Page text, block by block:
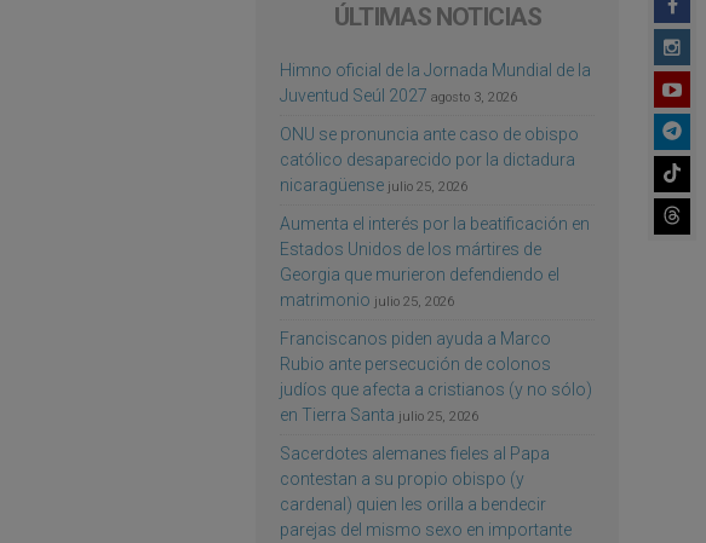
ÚLTIMAS NOTICIAS
Himno oficial de la Jornada Mundial de la
Juventud Seúl 2027 agosto 3, 2026
ONU se pronuncia ante caso de obispo
católico desaparecido por la dictadura
nicaragüense julio 25, 2026
Aumenta el interés por la beatificación en
Estados Unidos de los mártires de
Georgia que murieron defendiendo el
matrimonio julio 25, 2026
Franciscanos piden ayuda a Marco
Rubio ante persecución de colonos
judíos que afecta a cristianos (y no sólo)
en Tierra Santa julio 25, 2026
Sacerdotes alemanes fieles al Papa
contestan a su propio obispo (y
cardenal) quien les orilla a bendecir
parejas del mismo sexo en importante